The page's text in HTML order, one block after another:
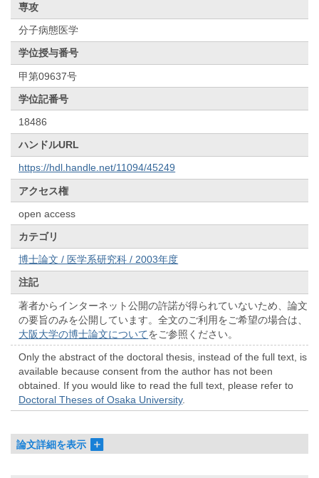
専攻
分子病態医学
学位授与番号
甲第09637号
学位記番号
18486
ハンドルURL
https://hdl.handle.net/11094/45249
アクセス権
open access
カテゴリ
博士論文 / 医学系研究科 / 2003年度
注記
著者からインターネット公開の許諾が得られていないため、論文
の要旨のみを公開しています。全文のご利用をご希望の場合は、
大阪大学の博士論文についてをご参照ください。
Only the abstract of the doctoral thesis, instead of the full text, is
available because consent from the author has not been
obtained. If you would like to read the full text, please refer to
Doctoral Theses of Osaka University.
論文詳細を表示